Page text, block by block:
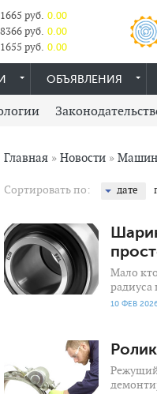
руб. 0.00
руб. 0.00
руб. 0.00
ОБЪЯВЛЕНИЯ
Главная » Новости »
Сортировать по: дате
Мало
10 ФЕВ
Режущий